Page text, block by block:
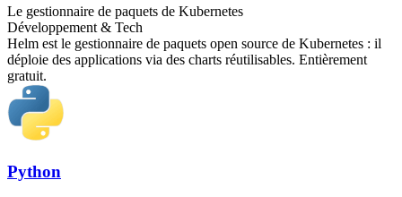
Le gestionnaire de paquets de Kubernetes
Développement & Tech
Helm est le gestionnaire de paquets open source de Kubernetes : il
déploie des applications via des charts réutilisables. Entièrement
gratuit.
Python